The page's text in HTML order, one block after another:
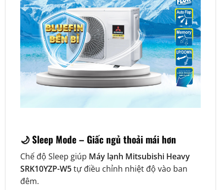
🌙 Sleep Mode – Giấc ngủ thoải mái hơn
Chế độ Sleep giúp Máy lạnh Mitsubishi Heavy
SRK10YZP-W5tự điều chỉnh nhiệt độ vào ban
đêm.